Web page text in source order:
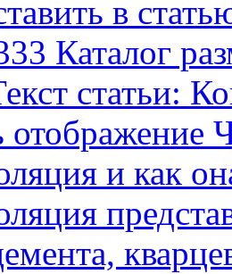
в
Каталог
статьи:
отображение
и как